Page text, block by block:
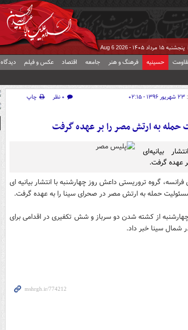
پنجشنبه ۱۵ مرداد ۱۴۰۵ - Aug 6 2026
حسینیه فرهنگ و هنر جامعه اقتصاد عکس و فیلم دیدگاه
۲۳ شهریور ۱۳۹۶ - ۰۲:۱۵ ۰ نظر
چاپ
به ارتش مصر را بر عهده گرفت
بیانیه‌ای
عهده گرفت.
فرانسه، گروه تروریستی داعش روز چهارشنبه با انتشار بیانیه ای
مسئولیت حمله به ارتش مصر در صحرای سینا را به عهده گرفت.
از کشته شدن دو سرباز و شش تکفیری در اقدامی برای
شمال سینا خبر داد.